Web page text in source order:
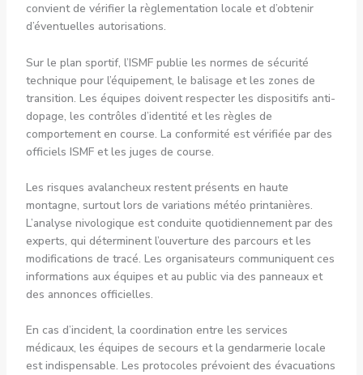
convient de vérifier la règlementation locale et d’obtenir
d’éventuelles autorisations.
Sur le plan sportif, l’ISMF publie les normes de sécurité
technique pour l’équipement, le balisage et les zones de
transition. Les équipes doivent respecter les dispositifs anti-
dopage, les contrôles d’identité et les règles de
comportement en course. La conformité est vérifiée par des
officiels ISMF et les juges de course.
Les risques avalancheux restent présents en haute
montagne, surtout lors de variations météo printanières.
L’analyse nivologique est conduite quotidiennement par des
experts, qui déterminent l’ouverture des parcours et les
modifications de tracé. Les organisateurs communiquent ces
informations aux équipes et au public via des panneaux et
des annonces officielles.
En cas d’incident, la coordination entre les services
médicaux, les équipes de secours et la gendarmerie locale
est indispensable. Les protocoles prévoient des évacuations